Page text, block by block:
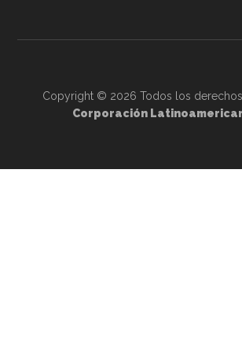
Copyright © 2026 Todos los
Corporación